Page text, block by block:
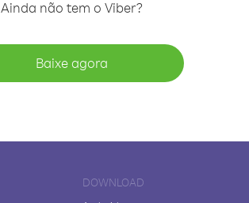
Ainda não tem o Viber?
Baixe agora
DOWNLOAD